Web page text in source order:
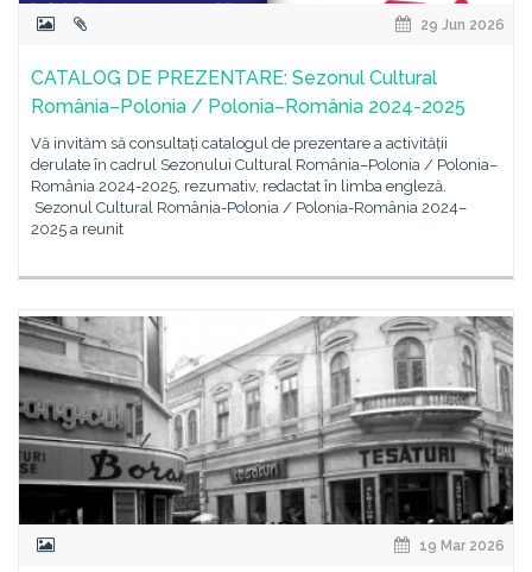
29 Jun 2026
CATALOG DE PREZENTARE: Sezonul Cultural
România–Polonia / Polonia–România 2024-2025
Vă invităm să consultați catalogul de prezentare a activității
derulate în cadrul Sezonului Cultural România–Polonia / Polonia–
România 2024-2025, rezumativ, redactat în limba engleză.
Sezonul Cultural România-Polonia / Polonia-România 2024–
2025 a reunit
19 Mar 2026